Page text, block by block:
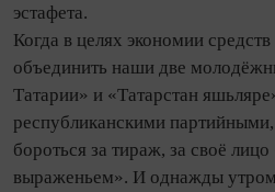
эстафета.
Когда в целях экономии
объединить наши две
Татарии» и «Татарстан
республиканскими
бороться за тираж, за своё
выраженьем». И однажды